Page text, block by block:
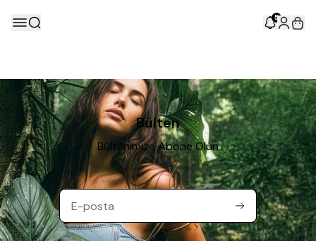
5
Bülten
Bültenimize Abone Olun